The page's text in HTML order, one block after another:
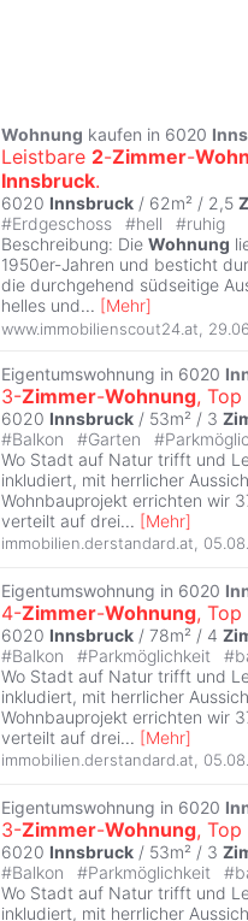
Wohnung kaufen in 6020
Leistbare 2-Zimmer-
Innsbruck.
6020 Innsbruck / 62m² / 2,5
#Erdgeschoss #hell #ruhig
Beschreibung: Die Wohnung
1950er-Jahren und besticht
die durchgehend südseitige
helles und... [Mehr]
www.immobilienscout24.at
Eigentumswohnung in 6020
3-Zimmer-Wohnung, Top
6020 Innsbruck / 53m² / 3
#Balkon #Garten #
Wo Stadt auf Natur trifft und
inkludiert, mit herrlicher
Wohnbauprojekt errichten wir
verteilt auf drei... [Mehr]
immobilien.derstandard.at,
Eigentumswohnung in 6020
4-Zimmer-Wohnung, Top
6020 Innsbruck / 78m² / 4
#Balkon #Parkmöglichkeit #
Wo Stadt auf Natur trifft und
inkludiert, mit herrlicher
Wohnbauprojekt errichten wir
verteilt auf drei... [Mehr]
immobilien.derstandard.at,
Eigentumswohnung in 6020
3-Zimmer-Wohnung, Top
6020 Innsbruck / 53m² / 3
#Balkon #Parkmöglichkeit #
Wo Stadt auf Natur trifft und
inkludiert, mit herrlicher